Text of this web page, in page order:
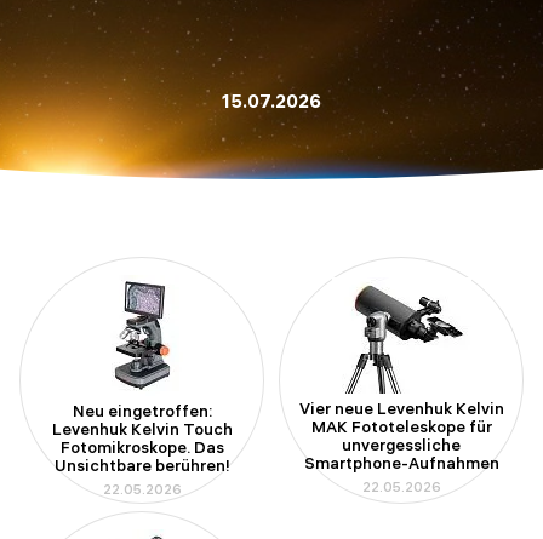
15.07.2026
Neu eingetroffen:
Levenhuk Kelvin Touch
Fotomikroskope. Das
Unsichtbare berühren!
22.05.2026
Vier neue Levenhuk Kelvin
MAK Fototeleskope für
unvergessliche
Smartphone-Aufnahmen
22.05.2026